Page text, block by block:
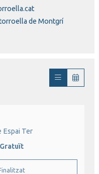
de Montgrí
Ter
Gratuït